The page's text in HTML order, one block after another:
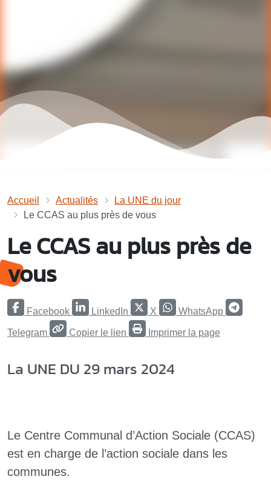
Accueil Actualités
La UNE du jour
Le CCAS au plus près de vous
Le CCAS au plus près de
vous
Facebook LinkedIn X WhatsApp
Telegram Copier le lien Imprimer la page
La UNE DU 29 mars 2024
Le Centre Communal d’Action Sociale (CCAS)
est en charge de l’action sociale dans les
communes.